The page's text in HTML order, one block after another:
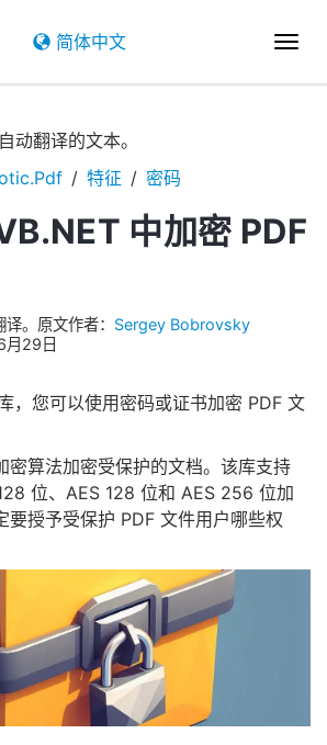
简体中文
切
动翻译的文本。
特征 密码
中加密 PDF
。原文作者： Sergey Bobrovsky
月29日
，您可以使用密码或证书加密 PDF 文
密算法加密受保护的文档。该库支持
位、AES 128 位和 AES 256 位加
要授予受保护 PDF 文件用户哪些权